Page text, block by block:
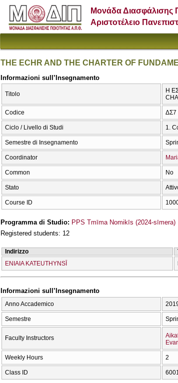
Μονάδα Διασφάλισης
Αριστοτέλειο
THE ECHR AND THE CHARTER OF
Informazioni sull’Insegnamento
Titolo Η
Codice ΔΣ7
Ciclo / Livello di Studi 1.
Semestre di Insegnamento
Coordinator
Common No
Stato
Course ID
Programma di Studio: PPS Tmīma Nomikīs (2024-sīmera)
Registered students: 12
Indirizzo
ENIAIA KATEUTHYNSĪ
Informazioni sull’Insegnamento
Anno Accademico
Semestre
Faculty Instructors
Weekly Hours 2
Class ID